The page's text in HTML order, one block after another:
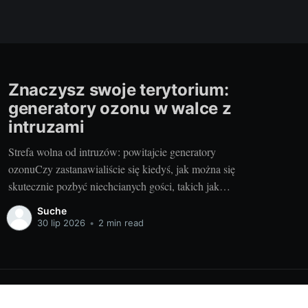
Znaczysz swoje terytorium:
generatory ozonu w walce z
intruzami
Strefa wolna od intruzów: powitajcie generatory
ozonuCzy zastanawialiście się kiedyś, jak można się
skutecznie pozbyć niechcianych gości, takich jak
bakterie, wirusy czy nieprzyjemne zapachy? Otóż,
istnieje na to sposób - generatory ozonu. Te małe, ale
Suche
30 lip 2026 • 2 min read